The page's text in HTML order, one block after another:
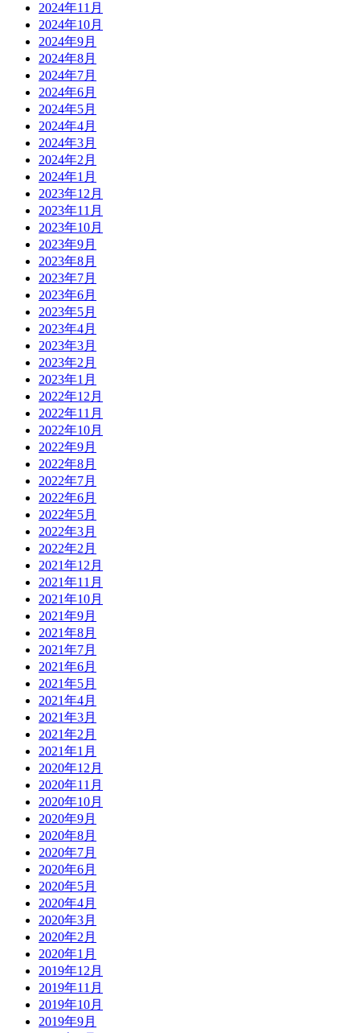
2024年11月
2024年10月
2024年9月
2024年8月
2024年7月
2024年6月
2024年5月
2024年4月
2024年3月
2024年2月
2024年1月
2023年12月
2023年11月
2023年10月
2023年9月
2023年8月
2023年7月
2023年6月
2023年5月
2023年4月
2023年3月
2023年2月
2023年1月
2022年12月
2022年11月
2022年10月
2022年9月
2022年8月
2022年7月
2022年6月
2022年5月
2022年3月
2022年2月
2021年12月
2021年11月
2021年10月
2021年9月
2021年8月
2021年7月
2021年6月
2021年5月
2021年4月
2021年3月
2021年2月
2021年1月
2020年12月
2020年11月
2020年10月
2020年9月
2020年8月
2020年7月
2020年6月
2020年5月
2020年4月
2020年3月
2020年2月
2020年1月
2019年12月
2019年11月
2019年10月
2019年9月